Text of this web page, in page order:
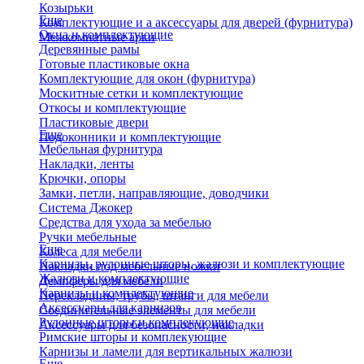
Козырьки
Комплектующие и а аксессуары для дверей (фурнитура)
Межкомнатные арки
Еще
Окна и комплектующие
Деревянные рамы
Готовые пластиковые окна
Комплектующие для окон (фурнитура)
Москитные сетки и комплектующие
Откосы и комплектующие
Пластиковые двери
Подоконники и комплектующие
Еще
Мебельная фурнитура
Накладки, ленты
Крючки, опоры
Замки, петли, направляющие, доводчики
Система Джокер
Средства для ухода за мебелью
Ручки мебельные
Колеса для мебели
Накладки под мебельные ножки
Демпферы для мебели
Перекладины, трубы, штанги для мебели
Соединительные элементы для мебели
Аксессуары для безопасности, накладки
Еще
Карнизы, рулонные шторы, жалюзи и комплектующие
Жалюзи и комплектующие
Карнизы и комплектующие
Аксессуары для карнизов
Рулонные шторы и комплекующие
Римские шторы и комплекующие
Карнизы и ламели для вертикальных жалюзи